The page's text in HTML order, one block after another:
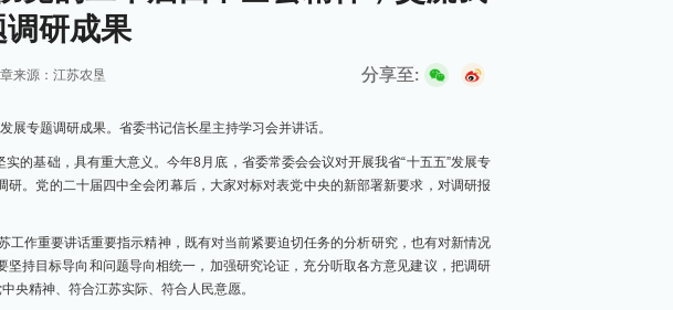
研成果
来源：江苏农垦 分享至:
展专题调研成果。省委书记信长星主持学习会并讲话。
的基础，具有重大意义。今年8月底，省委常委会会议对开展我省“十五五”发展专
。党的二十届四中全会闭幕后，大家对标对表党中央的新部署新要求，对调研报
作重要讲话重要指示精神，既有对当前紧要迫切任务的分析研究，也有对新情况
持目标导向和问题导向相统一，加强研究论证，充分听取各方意见建议，把调研
央精神、符合江苏实际、符合人民意愿。